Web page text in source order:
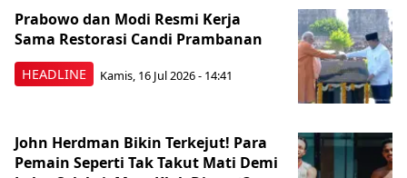
HEADLINE
Prabowo dan Modi Resmi Kerja
Sama Restorasi Candi Prambanan
Kamis, 16 Jul 2026 - 14:41
John Herdman Bikin Terkejut! Para
Pemain Seperti Tak Takut Mati Demi